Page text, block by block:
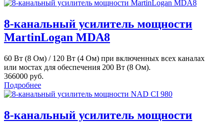
8-канальный усилитель мощности
MartinLogan MDA8
60 Вт (8 Ом) / 120 Вт (4 Ом) при включенных всех каналах
или мостах для обеспечения 200 Вт (8 Ом).
366000 руб.
Подробнее
8-канальный усилитель мощности